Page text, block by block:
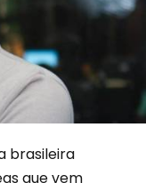
brasileira
que vem